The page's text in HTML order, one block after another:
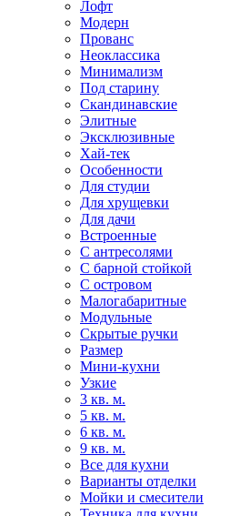
Лофт
Модерн
Прованс
Неоклассика
Минимализм
Под старину
Скандинавские
Элитные
Эксклюзивные
Хай-тек
Особенности
Для студии
Для хрущевки
Для дачи
Встроенные
С антресолями
С барной стойкой
С островом
Малогабаритные
Модульные
Скрытые ручки
Размер
Мини-кухни
Узкие
3 кв. м.
5 кв. м.
6 кв. м.
9 кв. м.
Все для кухни
Варианты отделки
Мойки и смесители